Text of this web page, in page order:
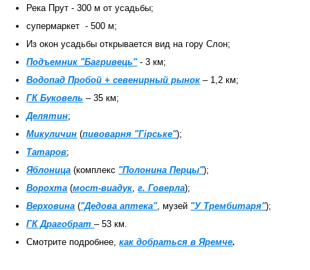
Река Прут - 300 м от усадьбы;
супермаркет - 500 м;
Из окон усадьбы открывается вид на гору Слон;
Подъемник "Багривець"- 3 км;
Водопад Пробой + севенирный рынок – 1,2 км;
ГК Буковель – 35 км;
Делятин;
Микуличин (пивоварня "Гірське");
Татаров;
Яблоница (комплекс "Полонина Перцы");
Ворохта (мост-виадук ,г. Говерла);
Верховина ("Дедова аптека", музей "У Трембитаря");
ГК Драгобрат– 53 км.
Смотрите подробнее, как добраться в Яремче.